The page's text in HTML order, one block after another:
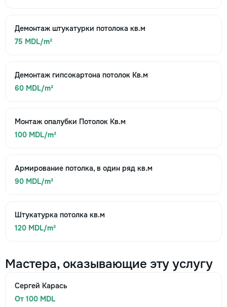
Демонтаж штукатурки потолока кв.м
75 MDL/m²
Демонтаж гипсокартона потолок Кв.м
60 MDL/m²
Монтаж опалубки Потолок Кв.м
100 MDL/m²
Армирование потолка, в один ряд кв.м
90 MDL/m²
Штукатурка потолка кв.м
120 MDL/m²
Мастера, оказывающие эту услугу
Сергей Карась
От 100 MDL